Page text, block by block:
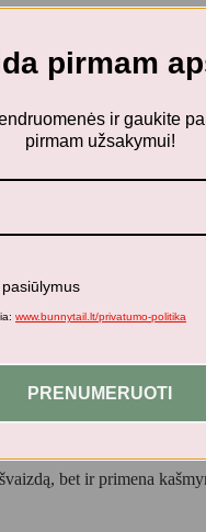
TAUPE
TAUPE
bet ir primena
pirmam
ir gaukite
pirmam užsakymui!
www.bunnytail.lt/privatumo-politika
PRENUMERUOTI